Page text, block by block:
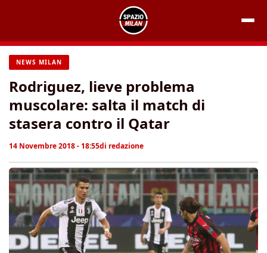
contenuto
NEWS MILAN
Rodriguez, lieve problema
muscolare: salta il match di
stasera contro il Qatar
14 Novembre 2018 - 18:55di redazione